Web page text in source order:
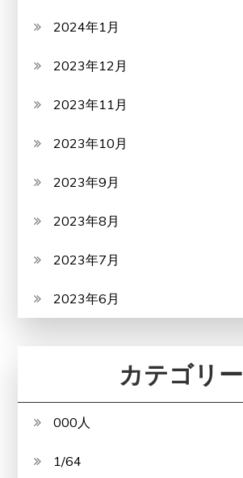
2024年1月
2023年12月
2023年11月
2023年10月
2023年9月
2023年8月
2023年7月
2023年6月
カテゴリー
000人
1/64